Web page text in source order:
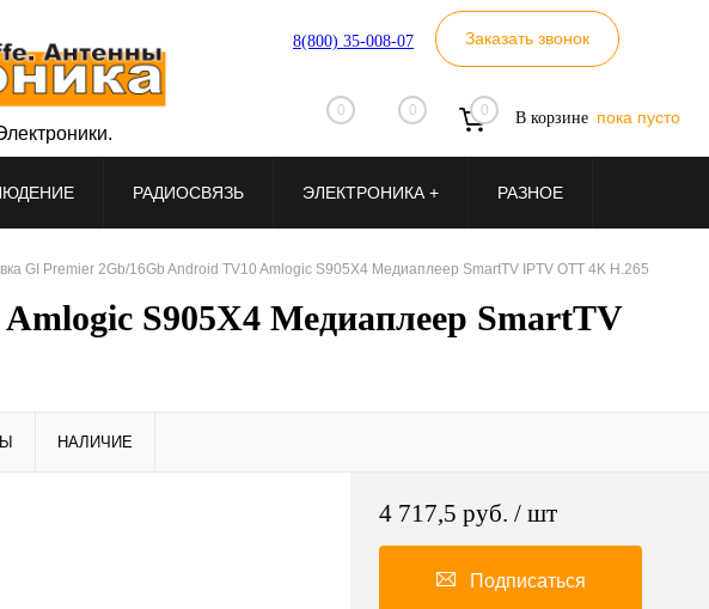
8(800) 35-008-07 Заказать звонок
0 0 0 В корзине пока пусто
РАДИОСВЯЗЬ ЭЛЕКТРОНИКА + РАЗНОЕ
GI Premier 2Gb/16Gb Android TV10 Amlogic S905X4 Медиаплеер SmartTV IPTV OTT 4K H.265
S905X4 Медиаплеер SmartTV
НАЛИЧИЕ
4 717,5 руб. / шт
Подписаться